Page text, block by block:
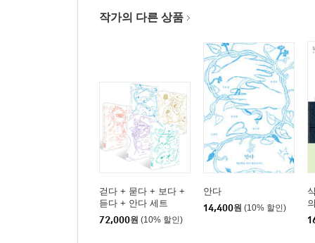
작가의 다른 상품
걷다 + 묻다 + 보다 +
듣다 + 안다 세트
72,000원 (10% 할인)
안다
14,400원 (10% 할인)